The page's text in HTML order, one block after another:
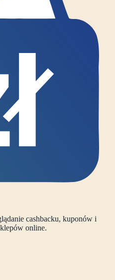
cashbacku, kuponów i
online.